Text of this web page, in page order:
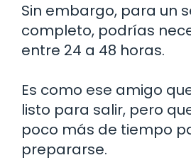
Sin embargo, para un
completo, podrías
entre 24 a 48 horas.
Es como ese amigo
listo para salir, pero
poco más de tiempo
prepararse.